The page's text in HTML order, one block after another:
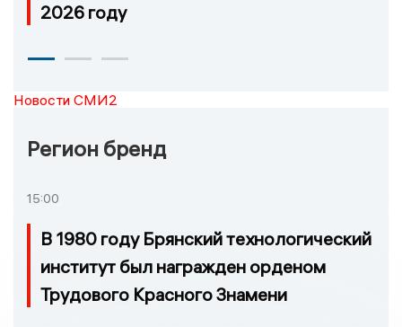
2026 году
Новости СМИ2
Регион бренд
15:00
В 1980 году Брянский технологический
институт был награжден орденом
Трудового Красного Знамени